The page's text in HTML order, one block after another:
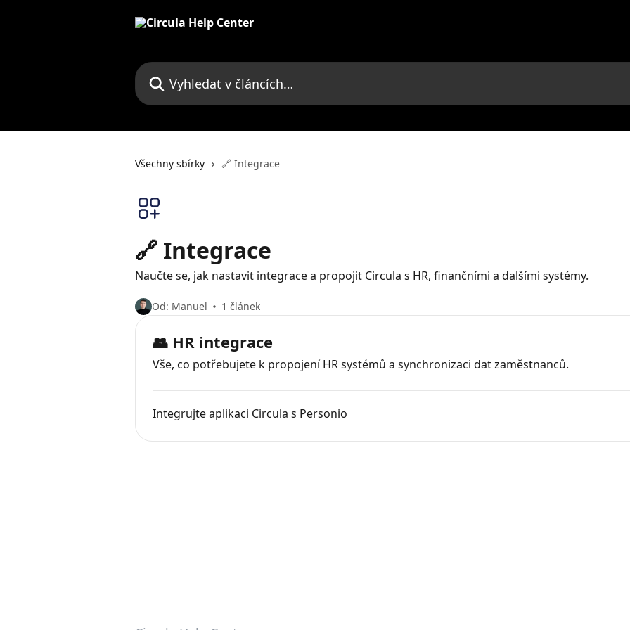
Vyhledat v článcích…
Všechny sbírky 🔗 Integrace
🔗 Integrace
Naučte se, jak nastavit integrace a propojit Circula s HR, finančními a dalšími systémy.
Od: Manuel 1 článek
👥 HR integrace
Vše, co potřebujete k propojení HR systémů a synchronizaci dat zaměstnanců.
Integrujte aplikaci Circula s Personio